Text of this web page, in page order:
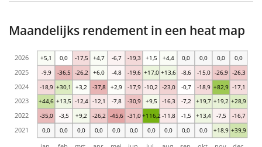
Maandelijks rendement in een heat map
0,0 0,0 0,0 0,0 0,0 0,0 0,0 0,0 0,0 0,0 +18,9 +39,9
-35,0 -3,5 +9,2 -26,2 -45,6 -31,0+116,2-11,8 -1,5 +13,4 -7,5 -16,7
+44,6 +13,5 -12,4 -12,1 -7,8 -30,9 +9,5 -16,3 -7,2 +19,7 +19,2 +28,9
-18,9 +30,1 +3,2 -37,8 +2,9 -17,9 -10,2 -23,0 -0,7 -18,9 +82,9 -17,1
-9,9 -36,5 -26,2 +6,0 -4,8 -19,6 +17,0 +13,6 -8,6 -15,0 -26,9 -26,3
+5,1 0,0 -17,5 +4,7 -6,7 -19,3 +1,5 +4,4 0,0 0,0 0,0 0,0
2021
2022
2023
2024
2025
2026